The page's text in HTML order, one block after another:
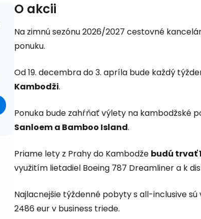
O akcii
Na zimnú sezónu 2026/2027 cestovné
ponuku.
Od 19. decembra do 3. apríla bude každý
Kambodži.
Ponuka bude zahŕňať výlety na kambodžské
Sanloem a Bamboo Island.
Priame lety z Prahy do Kambodže budú trvať
využitím lietadiel Boeing 787 Dreamliner a k
Najlacnejšie týždenné pobyty s all-inclusive
2486 eur v business triede.
... celosvetovej